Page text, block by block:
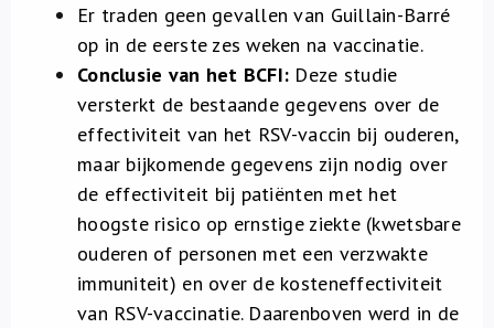
Er traden geen gevallen van Guillain-Barré
op in de eerste zes weken na vaccinatie.
Conclusie van het BCFI: Deze studie
versterkt de bestaande gegevens over de
effectiviteit van het RSV-vaccin bij ouderen,
maar bijkomende gegevens zijn nodig over
de effectiviteit bij patiënten met het
hoogste risico op ernstige ziekte (kwetsbare
ouderen of personen met een verzwakte
immuniteit) en over de kosteneffectiviteit
van RSV-vaccinatie. Daarenboven werd in de